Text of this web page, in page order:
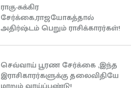
ராகு-சுக்கிர
சேர்க்கை,ராஜயோகத்தால்
அதிர்ஷ்டம் பெறும் ராசிக்காரர்கள்!
செவ்வாய் பூரண சேர்க்கை ,இந்த
இராசிகாரர்களுக்கு தலைவிதியே